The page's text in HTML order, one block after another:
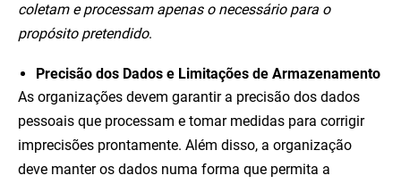
coletam e processam apenas o necessário para o
propósito pretendido.
Precisão dos Dados e Limitações de Armazenamento
As organizações devem garantir a precisão dos dados
pessoais que processam e tomar medidas para corrigir
imprecisões prontamente. Além disso, a organização
deve manter os dados numa forma que permita a